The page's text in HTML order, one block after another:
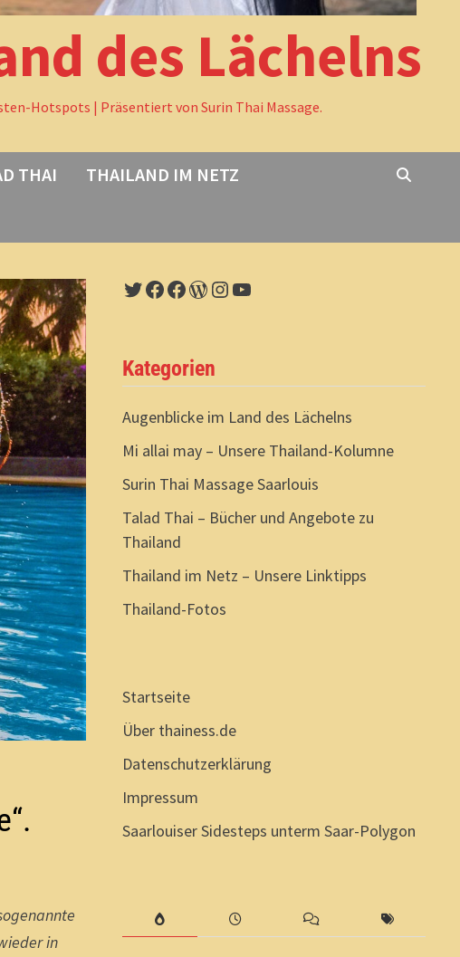
des Lächelns
Hotspots | Präsentiert von Surin Thai Massage.
THAI
THAILAND IM NETZ
in
Twitter
Facebook
Facebook
WordPress
Instagram
YouTube
Kategorien
Augenblicke im Land des Lächelns
Mi allai may – Unsere Thailand-Kolumne
Surin Thai Massage Saarlouis
Talad Thai – Bücher und Angebote zu
Thailand
Thailand im Netz – Unsere Linktipps
Thailand-Fotos
Startseite
Über thainess.de
Datenschutzerklärung
Impressum
Saarlouiser Sidesteps unterm Saar-Polygon